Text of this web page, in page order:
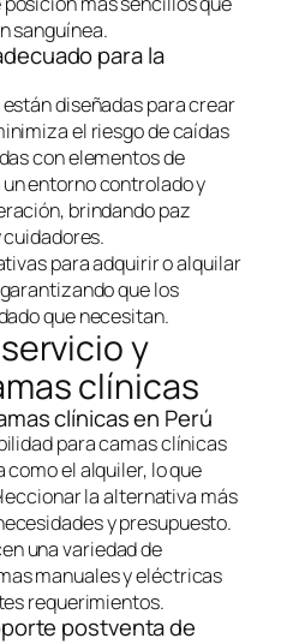
sanguínea.
para la
diseñadas para crear
el riesgo de caídas
con elementos de
entorno controlado y
brindando paz
para adquirir o alquilar
que los
que necesitan.
y
clínicas
clínicas en Perú
para camas clínicas
el alquiler, lo que
la alternativa más
y presupuesto.
una variedad de
manuales y eléctricas
requerimientos.
postventa de